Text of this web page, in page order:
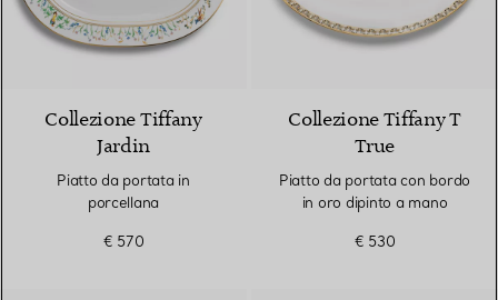
Collezione Tiffany
Jardin
Piatto da portata in
porcellana
€ 570
Collezione Tiffany T
True
Piatto da portata con bordo
in oro dipinto a mano
€ 530